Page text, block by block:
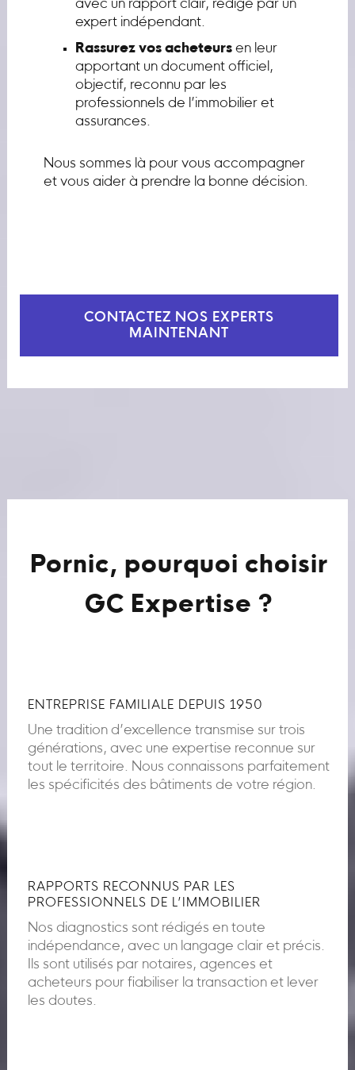
avec un rapport clair, rédigé par un
expert indépendant.
Rassurez vos acheteursen leur
apportant un document officiel,
objectif, reconnu par les
professionnels de l’immobilier et
assurances.
Nous sommes là pour vous accompagner
et vous aider à prendre la bonne décision.
CONTACTEZ NOS EXPERTS
MAINTENANT
Pornic, pourquoi choisir
GC Expertise ?
ENTREPRISE FAMILIALE DEPUIS 1950
Une tradition d’excellence transmise sur trois
générations, avec une expertise reconnue sur
tout le territoire. Nous connaissons parfaitement
les spécificités des bâtiments de votre région.
RAPPORTS RECONNUS PAR LES
PROFESSIONNELS DE L’IMMOBILIER
Nos diagnostics sont rédigés en toute
indépendance, avec un langage clair et précis.
Ils sont utilisés par notaires, agences et
acheteurs pour fiabiliser la transaction et lever
les doutes.